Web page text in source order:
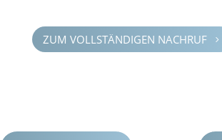
ZUM VOLLSTÄN­DI­GEN NACHRUF 5